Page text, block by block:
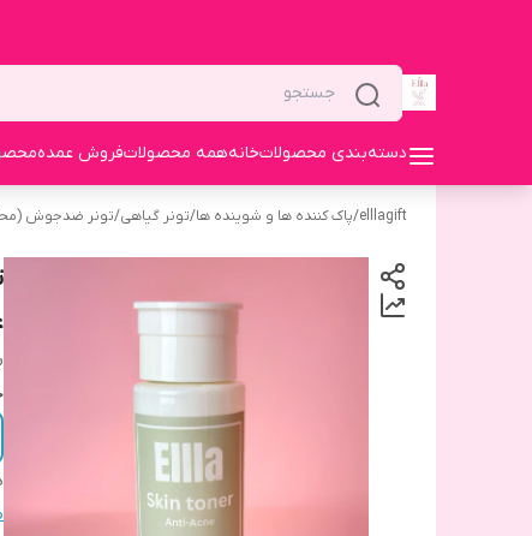
دسته‌بندی محصولاتخانههمه محصولاتفروش عمده
elllagift
/پاک کننده ها و شوینده ها/تونر گیاهی/تونر ضدجوش